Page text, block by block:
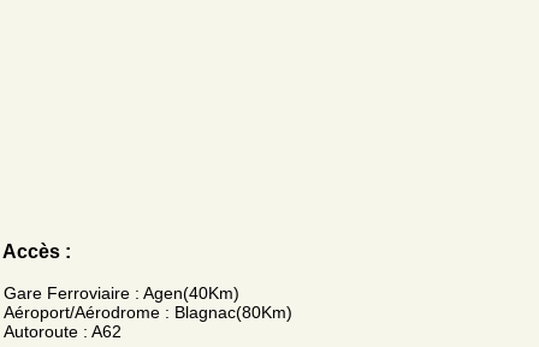
Accès :
Gare Ferroviaire : Agen(40Km)
Aéroport/Aérodrome : Blagnac(80Km)
Autoroute : A62